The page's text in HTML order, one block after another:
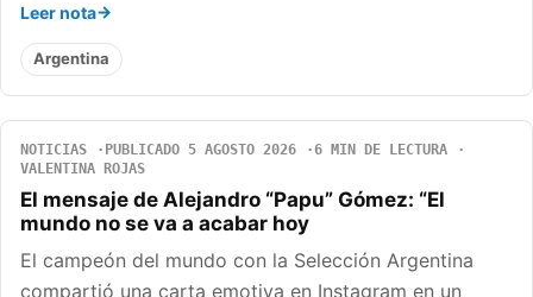
Leer nota
Argentina
NOTICIAS PUBLICADO 5 AGOSTO 2026
6 MIN DE LECTURA
VALENTINA ROJAS
El mensaje de Alejandro “Papu” Gómez: “El
mundo no se va a acabar hoy
El campeón del mundo con la Selección Argentina
compartió una carta emotiva en Instagram en un